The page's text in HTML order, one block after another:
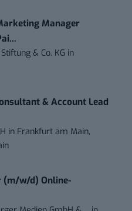
Manager
& Co. KG in
& Account Lead
in Frankfurt am Main,
(m/w/d) Online-